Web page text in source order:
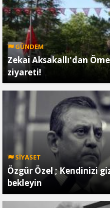
GÜNDEM
Zekai Aksakallı'dan
ziyareti!
SİYASET
Özgür Özel ; Kendinizi
bekleyin